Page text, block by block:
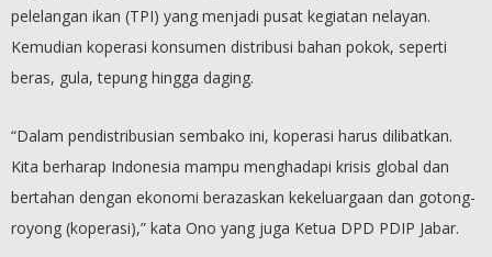
pelelangan ikan (TPI) yang menjadi pusat kegiatan nelayan.
Kemudian koperasi konsumen distribusi bahan pokok, seperti
beras, gula, tepung hingga daging.
“Dalam pendistribusian sembako ini, koperasi harus dilibatkan.
Kita berharap Indonesia mampu menghadapi krisis global dan
bertahan dengan ekonomi berazaskan kekeluargaan dan gotong-
royong (koperasi),” kata Ono yang juga Ketua DPD PDIP Jabar.